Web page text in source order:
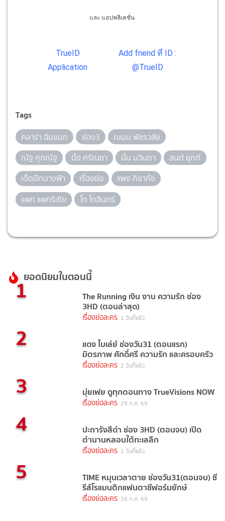
และ แอปพลิเคชั่น
TrueID
Application
Add friend ที่ ID :
@TrueID
Tags
คลาร่า ฉันชนก ช่อง3
ณมน พัชรวลัย
ณัฐ ศุภณัฐ
นิ้ง ศรัณยา มิ้น นวินดา
สนต์ ยุกต์
เด็ดปีกนางฟ้า
เรื่องย่อ
แพง ภิชาภัช
แพท แพทริเซีย
โก โกสินทร์
ยอดนิยมในตอนนี้
1 The Running เงิน งาน ความรัก ช่อง
3HD (ตอนล่าสุด)
เรื่องย่อละคร 1 วันที่แล้ว
2 แดง ไบเล่ย์ ช่องวัน31 (ตอนแรก)
มิตรภาพ ศักดิ์ศรี ความรัก และครอบครัว
เรื่องย่อละคร 2 วันที่แล้ว
3 มุ่ยเฟย ดูทุกตอนทาง TrueVisions NOW
เรื่องย่อละคร 29 ก.ค. 69
4 ปะการังสีดำ ช่อง 3HD (ตอนจบ) เปิด
ตำนานหลอนใต้ทะเลลึก
เรื่องย่อละคร 1 วันที่แล้ว
5 TIME หมุนเวลาตาย ช่องวัน31(ตอนจบ) ซี
รีส์โรแมนติกแฟนตาซีฟอร์มยักษ์
เรื่องย่อละคร 16 ก.ค. 69